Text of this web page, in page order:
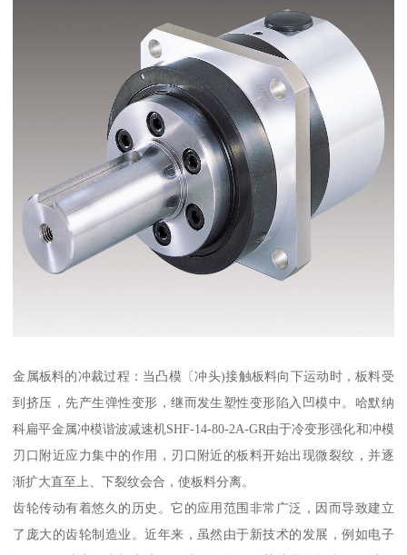
金属板料的冲裁过程：当凸模〔冲头)接触板料向下运动时，板料受
到挤压，先产生弹性变形，继而发生塑性变形陷入凹模中。哈默纳
科扁平金属冲模谐波减速机SHF-14-80-2A-GR由于冷变形强化和冲模
刃口附近应力集中的作用，刃口附近的板料开始出现微裂纹，并逐
渐扩大直至上、下裂纹会合，使板料分离。
齿轮传动有着悠久的历史。它的应用范围非常广泛，因而导致建立
了庞大的齿轮制造业。近年来，虽然由于新技术的发展，例如电子